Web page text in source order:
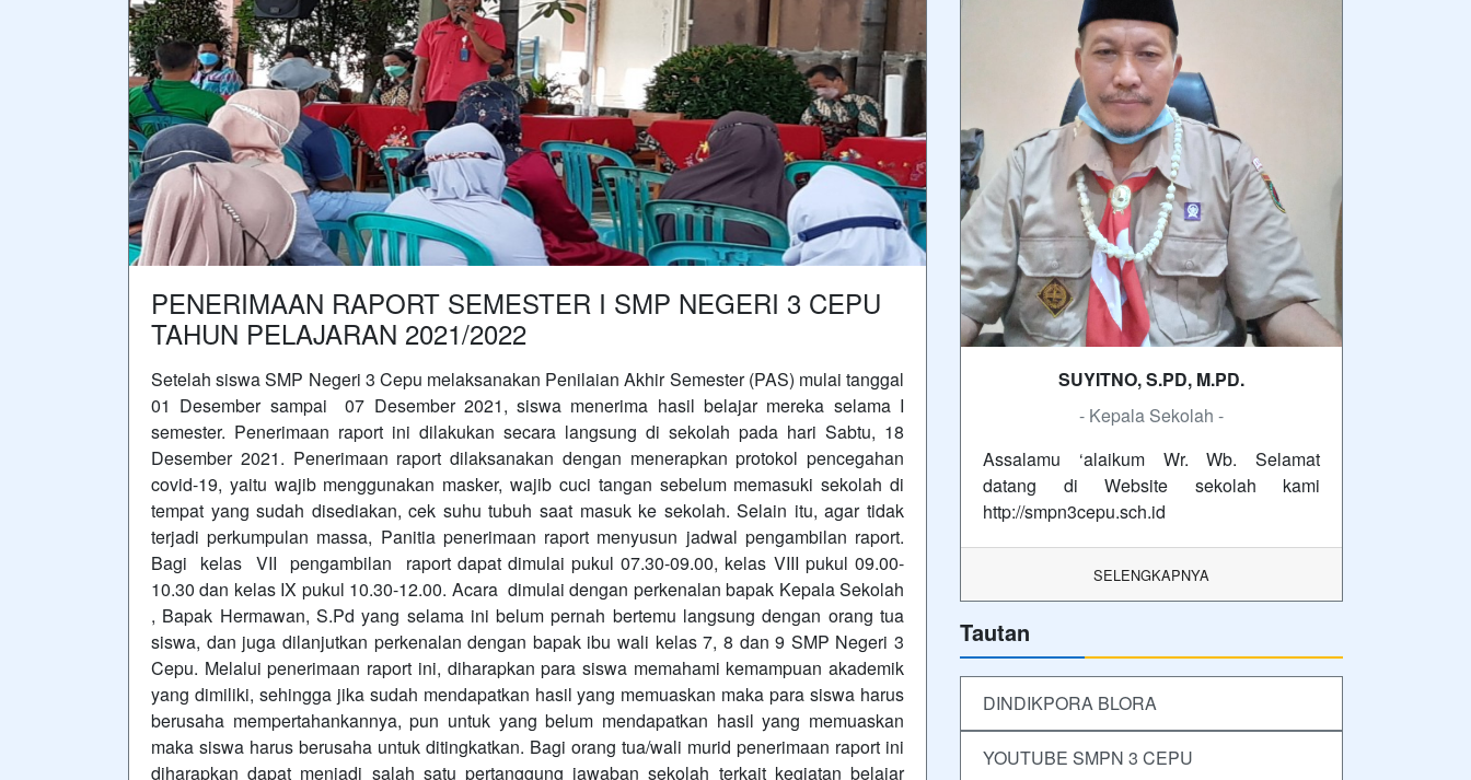
PENERIMAAN RAPORT SEMESTER I SMP NEGERI 3 CEPU
TAHUN PELAJARAN 2021/2022
Setelah siswa SMP Negeri 3 Cepu melaksanakan Penilaian Akhir Semester (PAS) mulai tanggal
01 Desember sampai 07 Desember 2021, siswa menerima hasil belajar mereka selama I
semester. Penerimaan raport ini dilakukan secara langsung di sekolah pada hari Sabtu, 18
Desember 2021. Penerimaan raport dilaksanakan dengan menerapkan protokol pencegahan
covid-19, yaitu wajib menggunakan masker, wajib cuci tangan sebelum memasuki sekolah di
tempat yang sudah disediakan, cek suhu tubuh saat masuk ke sekolah. Selain itu, agar tidak
terjadi perkumpulan massa, Panitia penerimaan raport menyusun jadwal pengambilan raport.
Bagi kelas VII pengambilan raport dapat dimulai pukul 07.30-09.00, kelas VIII pukul 09.00-
10.30 dan kelas IX pukul 10.30-12.00. Acara dimulai dengan perkenalan bapak Kepala Sekolah
, Bapak Hermawan, S.Pd yang selama ini belum pernah bertemu langsung dengan orang tua
siswa, dan juga dilanjutkan perkenalan dengan bapak ibu wali kelas 7, 8 dan 9 SMP Negeri 3
Cepu. Melalui penerimaan raport ini, diharapkan para siswa memahami kemampuan akademik
yang dimiliki, sehingga jika sudah mendapatkan hasil yang memuaskan maka para siswa harus
berusaha mempertahankannya, pun untuk yang belum mendapatkan hasil yang memuaskan
maka siswa harus berusaha untuk ditingkatkan. Bagi orang tua/wali murid penerimaan raport ini
diharapkan dapat menjadi salah satu pertanggung jawaban sekolah terkait kegiatan belajar
SUYITNO, S.PD, M.PD.
- Kepala Sekolah -
Assalamu ‘alaikum Wr. Wb. Selamat
datang di Website sekolah kami
http://smpn3cepu.sch.id
SELENGKAPNYA
Tautan
DINDIKPORA BLORA
YOUTUBE SMPN 3 CEPU